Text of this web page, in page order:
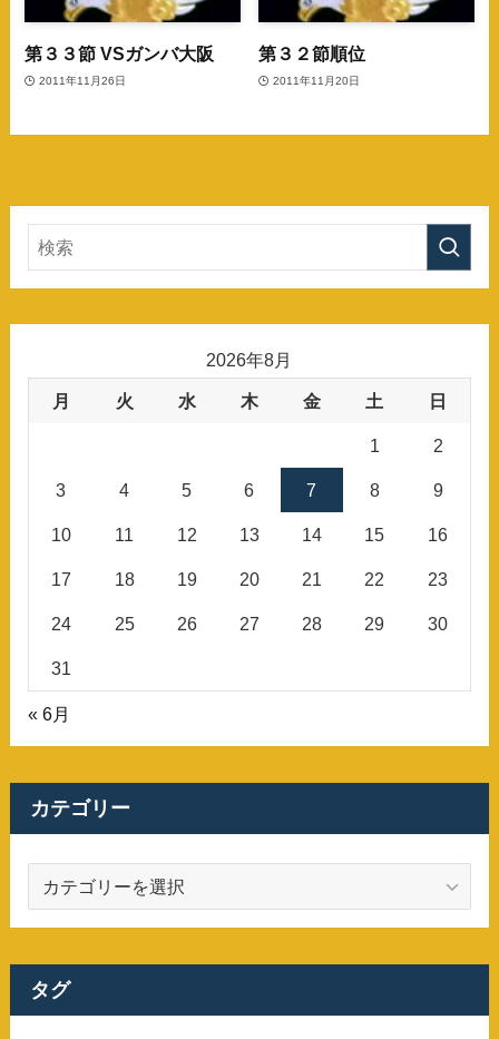
第３３節 VSガンバ大阪
2011年11月26日
第３２節順位
2011年11月20日
2026年8月
月 火 水 木 金 土 日
1 2
3 4 5 6 7 8 9
10 11 12 13 14 15 16
17 18 19 20 21 22 23
24 25 26 27 28 29 30
31
« 6月
カテゴリー
ゴ
ー
タグ